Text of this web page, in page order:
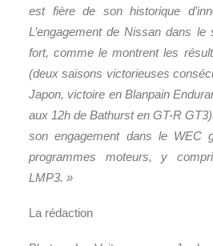
est fière de son historique
L’engagement de Nissan dans le
fort, comme le montrent les
(deux saisons victorieuses
Japon, victoire en Blanpain
aux 12h de Bathurst en GT-R
son engagement dans le WEC
programmes moteurs, y
LMP3. »
La rédaction